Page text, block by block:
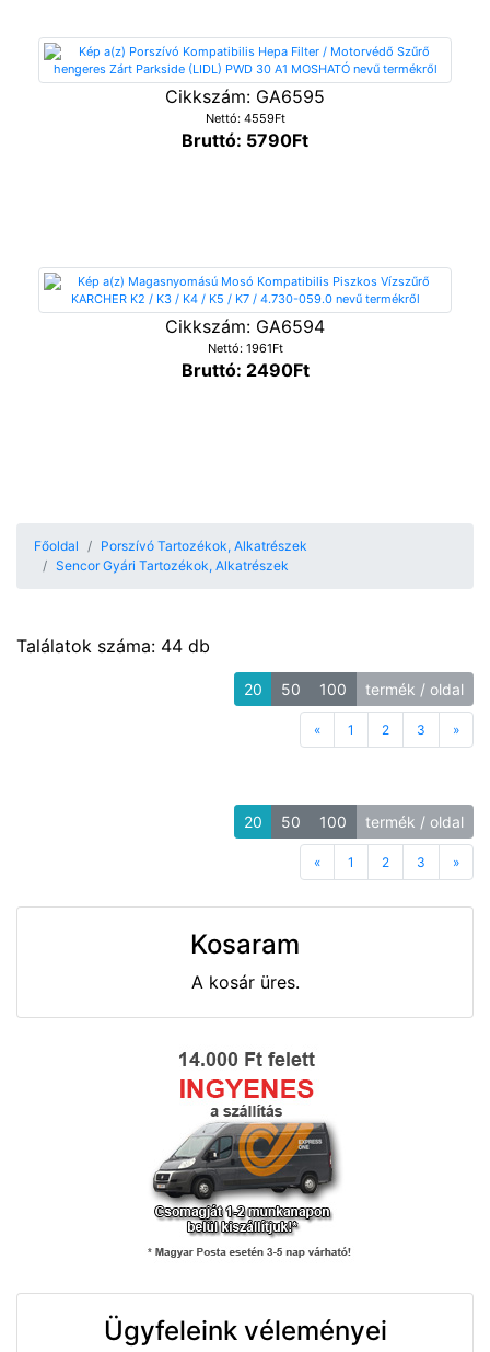
Cikkszám: GA6595
Nettó: 4559Ft
Bruttó: 5790Ft
Cikkszám: GA6594
Nettó: 1961Ft
Bruttó: 2490Ft
Főoldal
Porszívó Tartozékok, Alkatrészek
Sencor Gyári Tartozékok, Alkatrészek
Találatok száma: 44 db
20 50 100 termék / oldal
« Previous
1 2 3 »
20 50 100 termék / oldal
« Previous
1 2 3 »
Kosaram
A kosár üres.
Ügyfeleink véleményei